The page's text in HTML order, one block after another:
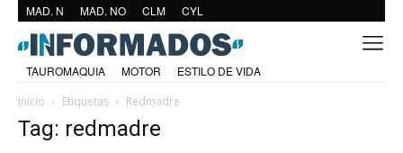
MAD. N MAD. NO CLM CYL
TAUROMAQUIA MOTOR
ESTILO DE VIDA
Inicio
Etiquetas Redmadre
Tag: redmadre